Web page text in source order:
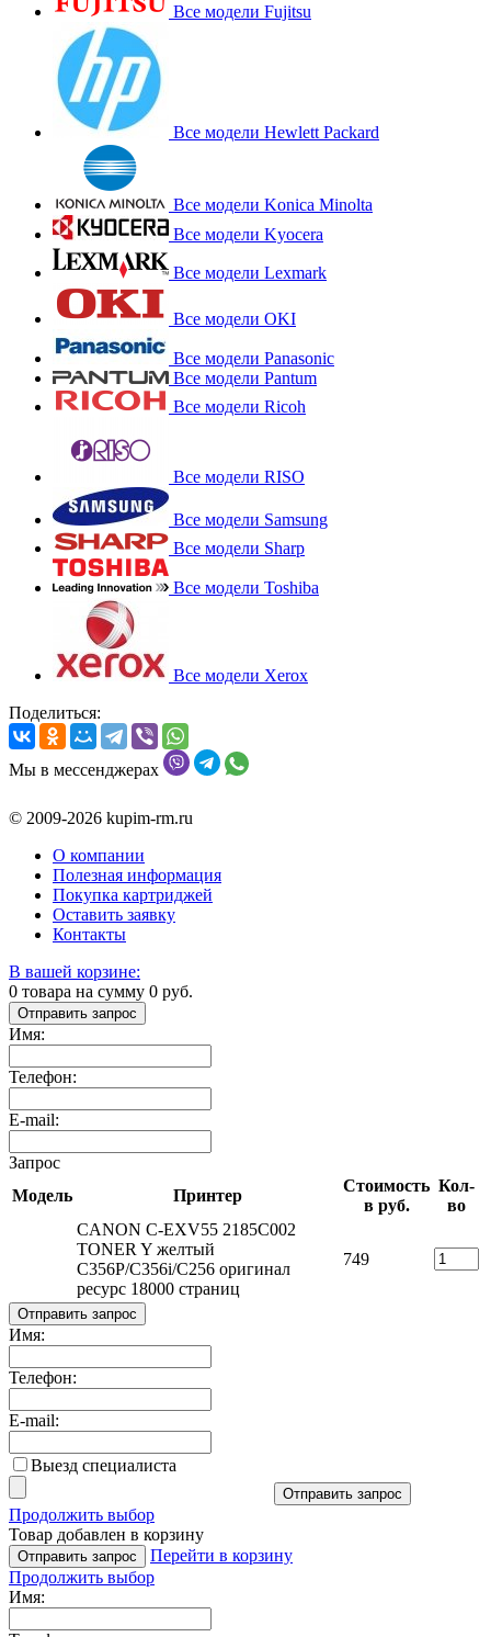
Все модели Fujitsu
Все модели Hewlett Packard
Все модели Konica Minolta
Все модели Kyocera
Все модели Lexmark
Все модели OKI
Все модели Panasonic
Все модели Pantum
Все модели Ricoh
Все модели RISO
Все модели Samsung
Все модели Sharp
Все модели Toshiba
Все модели Xerox
Поделиться:
Мы в мессенджерах
© 2009-2026 kupim-rm.ru
О компании
Полезная информация
Покупка картриджей
Оставить заявку
Контакты
В вашей корзине:
0 товара на сумму 0 руб.
Отправить запрос
Имя:
Телефон:
E-mail:
Запрос
Модель
Принтер
Стоимость
в руб.
Кол-
во
CANON C-EXV55 2185C002
TONER Y желтый
C356P/C356i/C256 оригинал
ресурс 18000 страниц
749
Отправить запрос
Имя:
Телефон:
E-mail:
Выезд специалиста
Отправить запрос
Продолжить выбор
Товар добавлен в корзину
Отправить запрос
Перейти в корзину
Продолжить выбор
Имя: